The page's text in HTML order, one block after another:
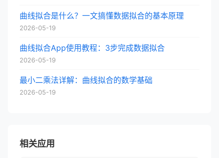
曲线拟合是什么？一文搞懂数据拟合的基本原理
2026-05-19
曲线拟合App使用教程：3步完成数据拟合
2026-05-19
最小二乘法详解：曲线拟合的数学基础
2026-05-19
相关应用